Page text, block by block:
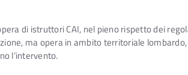
di istruttori CAI, nel pieno rispetto dei
ma opera in ambito territoriale
l’intervento.